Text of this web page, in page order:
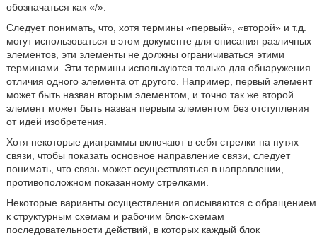
обозначаться как «/».
Следует понимать, что, хотя термины «первый», «второй» и т.д.
могут использоваться в этом документе для описания различных
элементов, эти элементы не должны ограничиваться этими
терминами. Эти термины используются только для обнаружения
отличия одного элемента от другого. Например, первый элемент
может быть назван вторым элементом, и точно так же второй
элемент может быть назван первым элементом без отступления
от идей изобретения.
Хотя некоторые диаграммы включают в себя стрелки на путях
связи, чтобы показать основное направление связи, следует
понимать, что связь может осуществляться в направлении,
противоположном показанному стрелками.
Некоторые варианты осуществления описываются с обращением
к структурным схемам и рабочим блок-схемам
последовательности действий, в которых каждый блок